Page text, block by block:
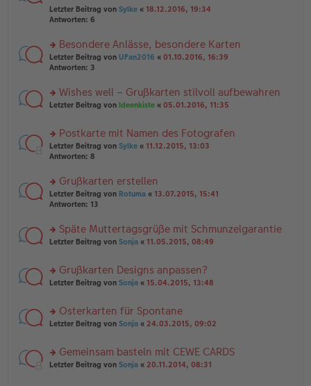
g
B
ei
a
g
el
es
er
B
ei
a
g
r
u
n
el
es
e
B
ei
a
g
Letzter Beitrag von Sylke « 18.12.2016, 19:34
Antworten: 6
rs
te
n
g
es
e
n
er
ei
tr
a
Besondere Anlässe, besondere Karten
Letzter Beitrag von UFan2016 « 01.10.2016, 16:39
Antworten: 3
rs
u
n
g
es
e
n
er
ei
tr
Wishes well – Grußkarten stilvoll aufbewahren
Letzter Beitrag von Ideenkiste « 05.01.2016, 11:35
rs
te
n
g
el
e
n
ei
tr
Postkarte mit Namen des Fotografen
Letzter Beitrag von Sylke « 11.12.2015, 13:03
Antworten: 8
rs
te
n
g
es
e
n
B
ei
tr
g
Grußkarten erstellen
Letzter Beitrag von Rotuma « 13.07.2015, 15:41
Antworten: 13
rs
u
n
es
e
B
ei
Späte Muttertagsgrüße mit Schmunzelgarantie
Letzter Beitrag von Sonja « 11.05.2015, 08:49
rs
u
n
es
e
Grußkarten Designs anpassen?
Letzter Beitrag von Sonja « 15.04.2015, 13:48
rs
u
n
Osterkarten für Spontane
Letzter Beitrag von Sonja « 24.03.2015, 09:02
rs
Gemeinsam basteln mit CEWE CARDS
Letzter Beitrag von Sonja « 20.11.2014, 08:31